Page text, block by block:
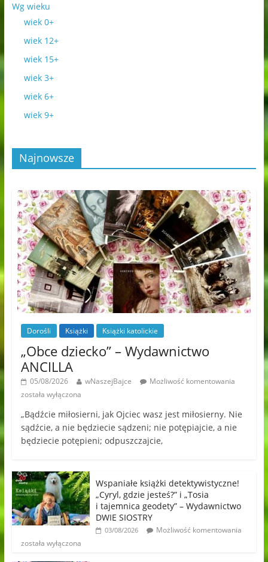
Wg wieku
wiek 0+
wiek 12+
wiek 15+
wiek 3+
wiek 6+
wiek 9+
Najnowsze
Dorośli Książki Książki katolickie
„Obce dziecko” – Wydawnictwo
ANCILLA
05/08/2026 wNaszejBajce
Możliwość komentowania
została wyłączona
„Bądźcie miłosierni, jak Ojciec wasz jest miłosierny. Nie
sądźcie, a nie będziecie sądzeni; nie potępiajcie, a nie
będziecie potępieni; odpuszczajcie,
Wspaniałe książki detektywistyczne!
„Cyryl, gdzie jesteś?” i „Tosia
i tajemnica geodety” – Wydawnictwo
DWIE SIOSTRY
03/08/2026
Możliwość komentowania
została wyłączona